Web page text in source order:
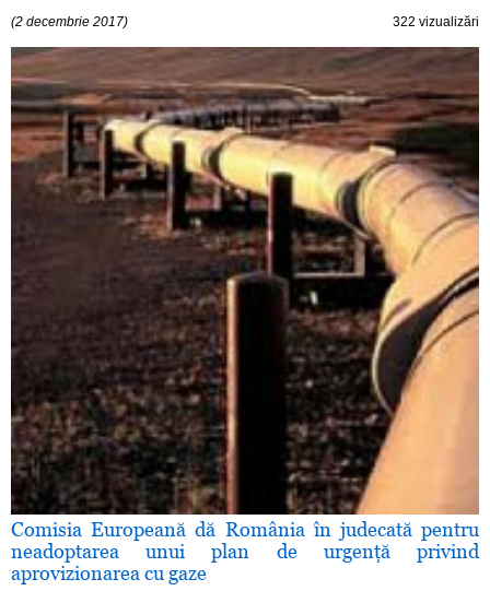
(2 decembrie 2017) 322 vizualizări
Comisia Europeană dă România în judecată pentru
neadoptarea unui plan de urgenţă privind
aprovizionarea cu gaze